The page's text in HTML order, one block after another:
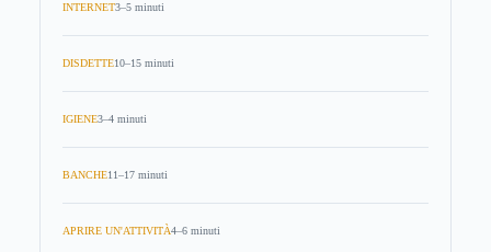
INTERNET3–5 minuti
DISDETTE10–15 minuti
IGIENE3–4 minuti
BANCHE11–17 minuti
APRIRE UN'ATTIVITÀ4–6 minuti